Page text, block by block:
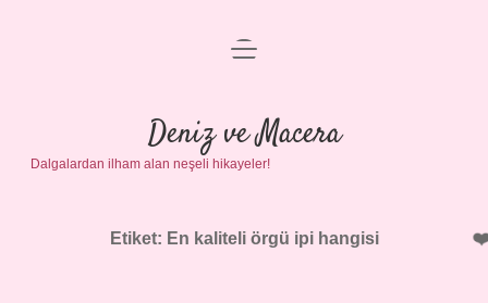
Anasayfa
Gizlilik Politikası
Yasal Uyarı
menüyü
Deniz ve Macera
Dalgalardan ilham alan neşeli hikayeler!
Etiket: En kaliteli örgü ipi hangisi